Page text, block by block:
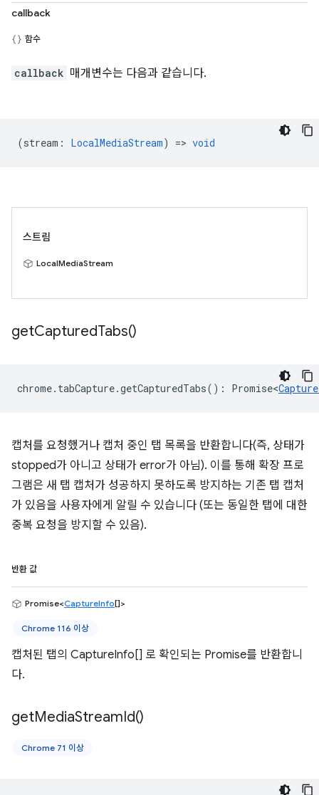
callback
함수
callback 매개변수는 다음과 같습니다.
(stream : LocalMediaStream) => void
스트림
LocalMediaStream
getCapturedTabs()
chrome. tabCapture.getCapturedTabs() : Promise<
캡처를 요청했거나 캡처 중인 탭 목록을 반환합니다(즉, 상태가
stopped가 아니고 상태가 error가 아님). 이를 통해 확장 프로
그램은 새 탭 캡처가 성공하지 못하도록 방지하는 기존 탭 캡처
가 있음을 사용자에게 알릴 수 있습니다 (또는 동일한 탭에 대한
중복 요청을 방지할 수 있음).
반환 값
Promise<CaptureInfo[]>
Chrome 116 이상
캡처된 탭의 CaptureInfo[] 로 확인되는 Promise를 반환합니
다.
getMediaStreamId()
Chrome 71 이상